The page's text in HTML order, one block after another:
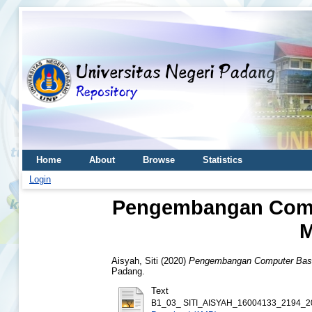
Home About Browse
Statistics
Login
Pengembangan
Aisyah, Siti (2020) Pengembangan Computer
Padang.
Text
B1_03_